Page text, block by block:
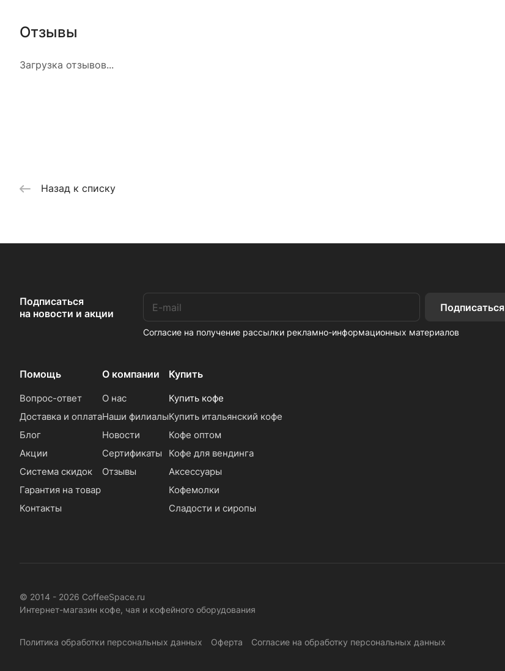
Отзывы
Загрузка отзывов...
Назад к списку
Подписаться
на новости и акции
Подписаться
Согласие на получение рассылки рекламно-информационных материалов
Помощь
Вопрос-ответ
Доставка и оплата
Блог
Акции
Система скидок
Гарантия на товар
Контакты
О компании
О нас
Наши филиалы
Новости
Сертификаты
Отзывы
Купить
Купить кофе
Купить итальянский кофе
Кофе оптом
Кофе для вендинга
Аксессуары
Кофемолки
Сладости и сиропы
© 2014 - 2026 CoffeeSpace.ru
Интернет-магазин кофе, чая и кофейного оборудования
Политика обработки персональных данных Оферта Согласие на обработку персональных данных